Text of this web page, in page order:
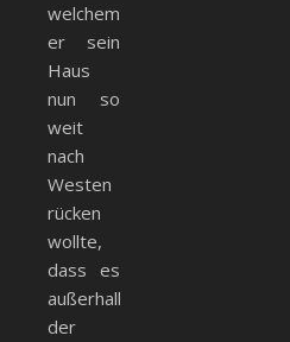
welchem
er sein
Haus
nun so
weit
nach
Westen
rücken
wollte,
dass es
außerhalb
der